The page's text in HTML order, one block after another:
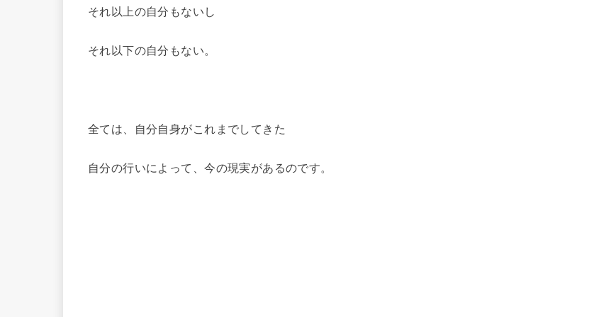
それ以上の自分もないし
それ以下の自分もない。
全ては、自分自身がこれまでしてきた
自分の行いによって、今の現実があるのです。